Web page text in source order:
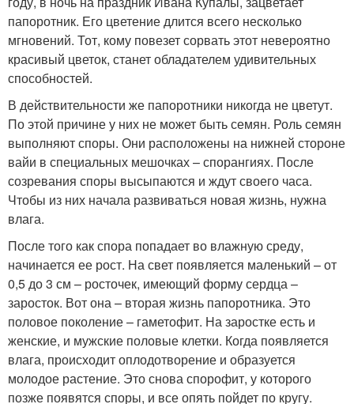
папоротник. Его цветение длится всего несколько
мгновений. Тот, кому повезет сорвать этот невероятно
красивый цветок, станет обладателем удивительных
способностей.
В действительности же папоротники никогда не цветут.
По этой причине у них не может быть семян. Роль семян
выполняют споры. Они расположены на нижней стороне
вайи в специальных мешочках – спорангиях. После
созревания споры высыпаются и ждут своего часа.
Чтобы из них начала развиваться новая жизнь, нужна
влага.
После того как спора попадает во влажную среду,
начинается ее рост. На свет появляется маленький – от
0,5 до 3 см – росточек, имеющий форму сердца –
заросток. Вот она – вторая жизнь папоротника. Это
половое поколение – гаметофит. На заростке есть и
женские, и мужские половые клетки. Когда появляется
влага, происходит оплодотворение и образуется
молодое растение. Это снова спорофит, у которого
позже появятся споры, и все опять пойдет по кругу.